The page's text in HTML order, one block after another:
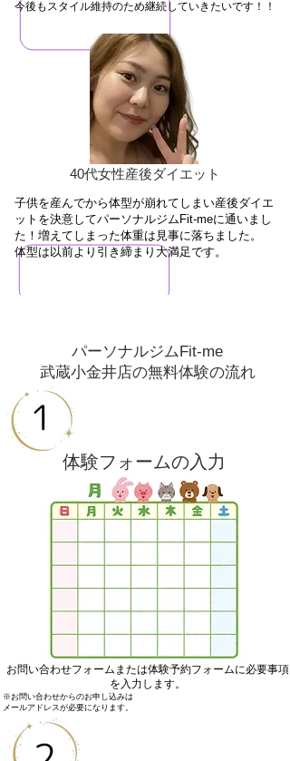
今後もスタイル維持のため継続していきたいです！！
40代女性産後ダイエット
子供を産んでから体型が崩れてしまい産後ダイエ
ットを決意してパーソナルジムFit-meに通いまし
た！増えてしまった体重は見事に落ちました。
​体型は以前より引き締まり大満足です。
パーソナルジムFit-me
武蔵小金井店の無料体験の流れ
​体験フォームの入力
お問い合わせフォームまたは体験予約フォームに必要事項
を入力します。
※お問い合わせからのお申し込みは
メールアドレスが必要になります。​